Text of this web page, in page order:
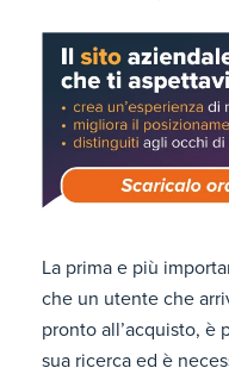
La prima e più
che un utente che
pronto all’acquisto, è
sua ricerca ed è